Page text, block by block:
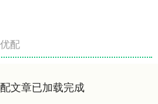
配
文章已加载完成